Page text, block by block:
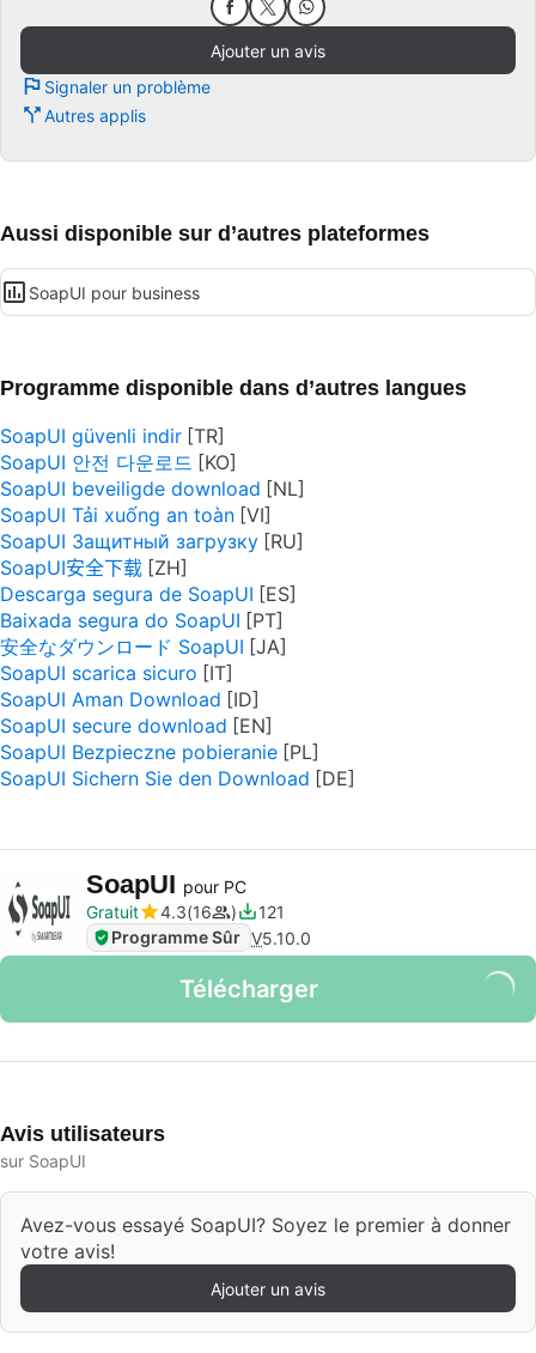
Ajouter un avis
Signaler un problème
Autres applis
Aussi disponible sur d’autres plateformes
SoapUI pour business
Programme disponible dans d’autres langues
SoapUI güvenli indir
SoapUI 안전 다운로드
SoapUI beveiligde download
SoapUI Tải xuống an toàn
SoapUI Защитный загрузку
SoapUI安全下载
Descarga segura de SoapUI
Baixada segura do SoapUI
安全なダウンロード SoapUI
SoapUI scarica sicuro
SoapUI Aman Download
SoapUI secure download
SoapUI Bezpieczne pobieranie
SoapUI Sichern Sie den Download
SoapUI pour PC
Gratuit
4.3 16
121
Programme Sûr V5.10.0
Télécharger
Avis utilisateurs
sur SoapUI
Avez-vous essayé SoapUI? Soyez le premier à donner
votre avis!
Ajouter un avis